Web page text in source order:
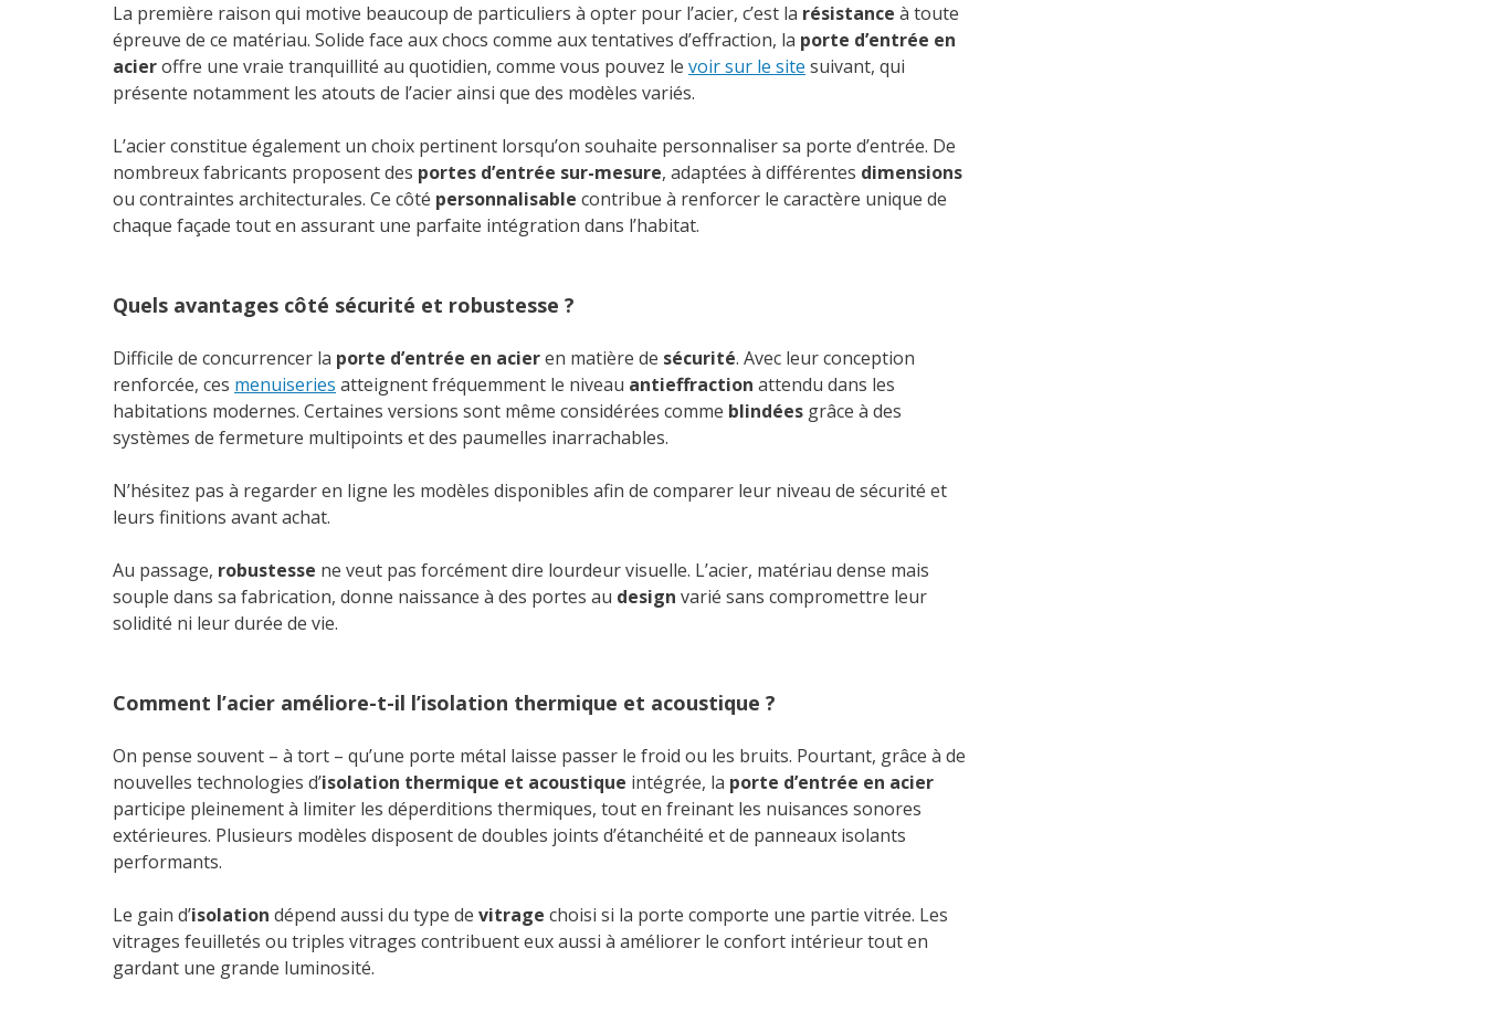
La première raison qui motive beaucoup de particuliers à opter pour l’acier, c’est la résistance à toute
épreuve de ce matériau. Solide face aux chocs comme aux tentatives d’effraction, la porte d’entrée en
acieroffre une vraie tranquillité au quotidien, comme vous pouvez le voir sur le site suivant, qui
présente notamment les atouts de l’acier ainsi que des modèles variés.
L’acier constitue également un choix pertinent lorsqu’on souhaite personnaliser sa porte d’entrée. De
nombreux fabricants proposent des portes d’entrée sur-mesure, adaptées à différentes dimensions
ou contraintes architecturales. Ce côté personnalisable contribue à renforcer le caractère unique de
chaque façade tout en assurant une parfaite intégration dans l’habitat.
Quels avantages côté sécurité et robustesse ?
Difficile de concurrencer la porte d’entrée en acieren matière de sécurité. Avec leur conception
renforcée, ces menuiseries atteignent fréquemment le niveau antieffraction attendu dans les
habitations modernes. Certaines versions sont même considérées comme blindées grâce à des
systèmes de fermeture multipoints et des paumelles inarrachables.
N’hésitez pas à regarder en ligne les modèles disponibles afin de comparer leur niveau de sécurité et
leurs finitions avant achat.
Au passage, robustesse ne veut pas forcément dire lourdeur visuelle. L’acier, matériau dense mais
souple dans sa fabrication, donne naissance à des portes au design varié sans compromettre leur
solidité ni leur durée de vie.
Comment l’acier améliore-t-il l’isolation thermique et acoustique ?
On pense souvent – à tort – qu’une porte métal laisse passer le froid ou les bruits. Pourtant, grâce à de
nouvelles technologies d’isolation thermique et acoustique intégrée, la porte d’entrée en acier
participe pleinement à limiter les déperditions thermiques, tout en freinant les nuisances sonores
extérieures. Plusieurs modèles disposent de doubles joints d’étanchéité et de panneaux isolants
performants.
Le gain d’isolation dépend aussi du type de vitrage choisi si la porte comporte une partie vitrée. Les
vitrages feuilletés ou triples vitrages contribuent eux aussi à améliorer le confort intérieur tout en
gardant une grande luminosité.